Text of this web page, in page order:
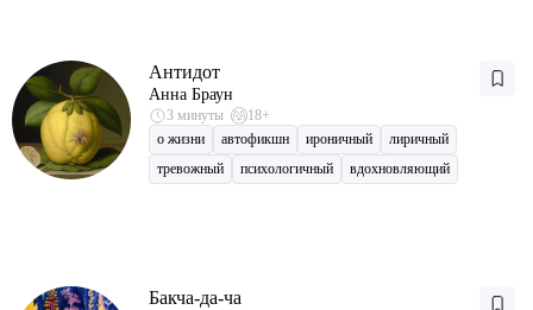
Антидот
Анна Браун
3 минуты
18+
о жизни
автофикшн ироничный
лиричный
тревожный
психологичный вдохновляющий
Бакча-да-ча